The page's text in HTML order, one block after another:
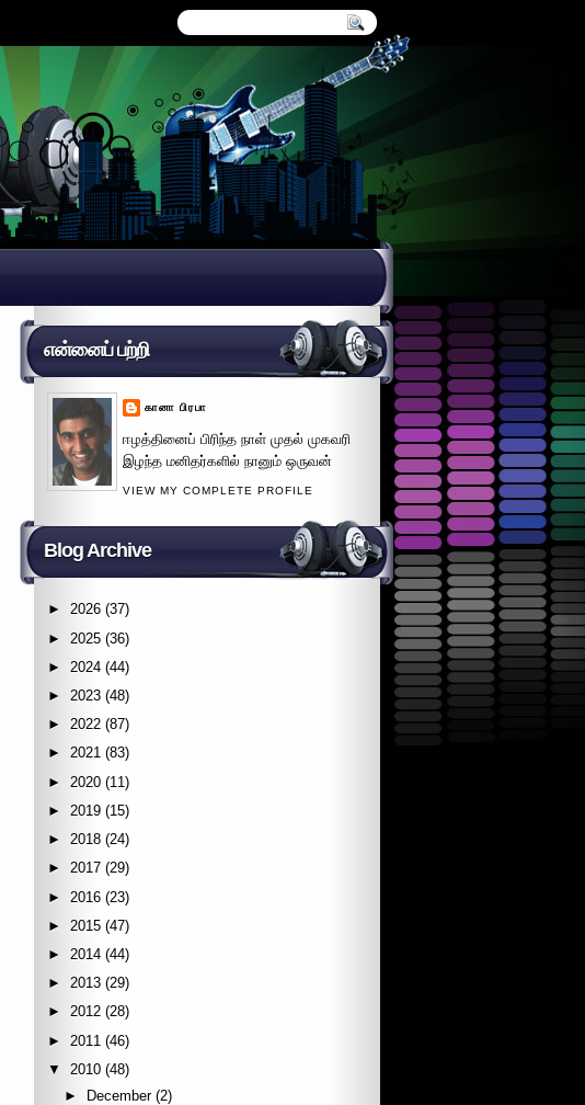
என்னைப் பற்றி
கானா பிரபா
ஈழத்தினைப் பிரிந்த நாள் முதல் முகவரி
இழந்த மனிதர்களில் நானும் ஒருவன்
VIEW MY COMPLETE PROFILE
Blog Archive
► 2026 (37)
► 2025 (36)
► 2024 (44)
► 2023 (48)
► 2022 (87)
► 2021 (83)
► 2020 (11)
► 2019 (15)
► 2018 (24)
► 2017 (29)
► 2016 (23)
► 2015 (47)
► 2014 (44)
► 2013 (29)
► 2012 (28)
► 2011 (46)
▼
2010 (48)
►
December (2)